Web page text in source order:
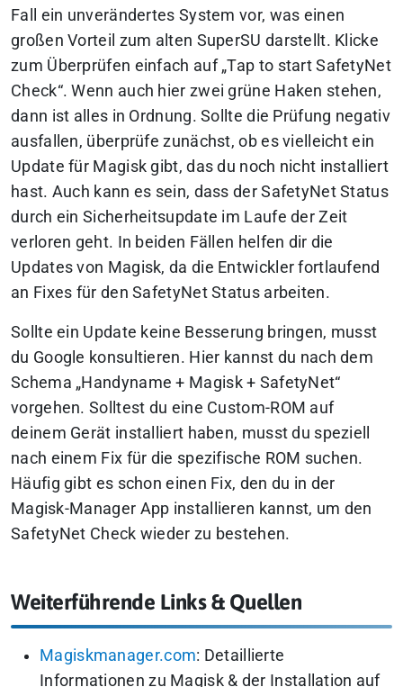
Fall ein unverändertes System vor, was einen
großen Vorteil zum alten SuperSU darstellt. Klicke
zum Überprüfen einfach auf „Tap to start SafetyNet
Check“. Wenn auch hier zwei grüne Haken stehen,
dann ist alles in Ordnung. Sollte die Prüfung negativ
ausfallen, überprüfe zunächst, ob es vielleicht ein
Update für Magisk gibt, das du noch nicht installiert
hast. Auch kann es sein, dass der SafetyNet Status
durch ein Sicherheitsupdate im Laufe der Zeit
verloren geht. In beiden Fällen helfen dir die
Updates von Magisk, da die Entwickler fortlaufend
an Fixes für den SafetyNet Status arbeiten.
Sollte ein Update keine Besserung bringen, musst
du Google konsultieren. Hier kannst du nach dem
Schema „Handyname + Magisk + SafetyNet“
vorgehen. Solltest du eine Custom-ROM auf
deinem Gerät installiert haben, musst du speziell
nach einem Fix für die spezifische ROM suchen.
Häufig gibt es schon einen Fix, den du in der
Magisk-Manager App installieren kannst, um den
SafetyNet Check wieder zu bestehen.
Weiterführende Links & Quellen
Magiskmanager.com: Detaillierte
Informationen zu Magisk & der Installation auf